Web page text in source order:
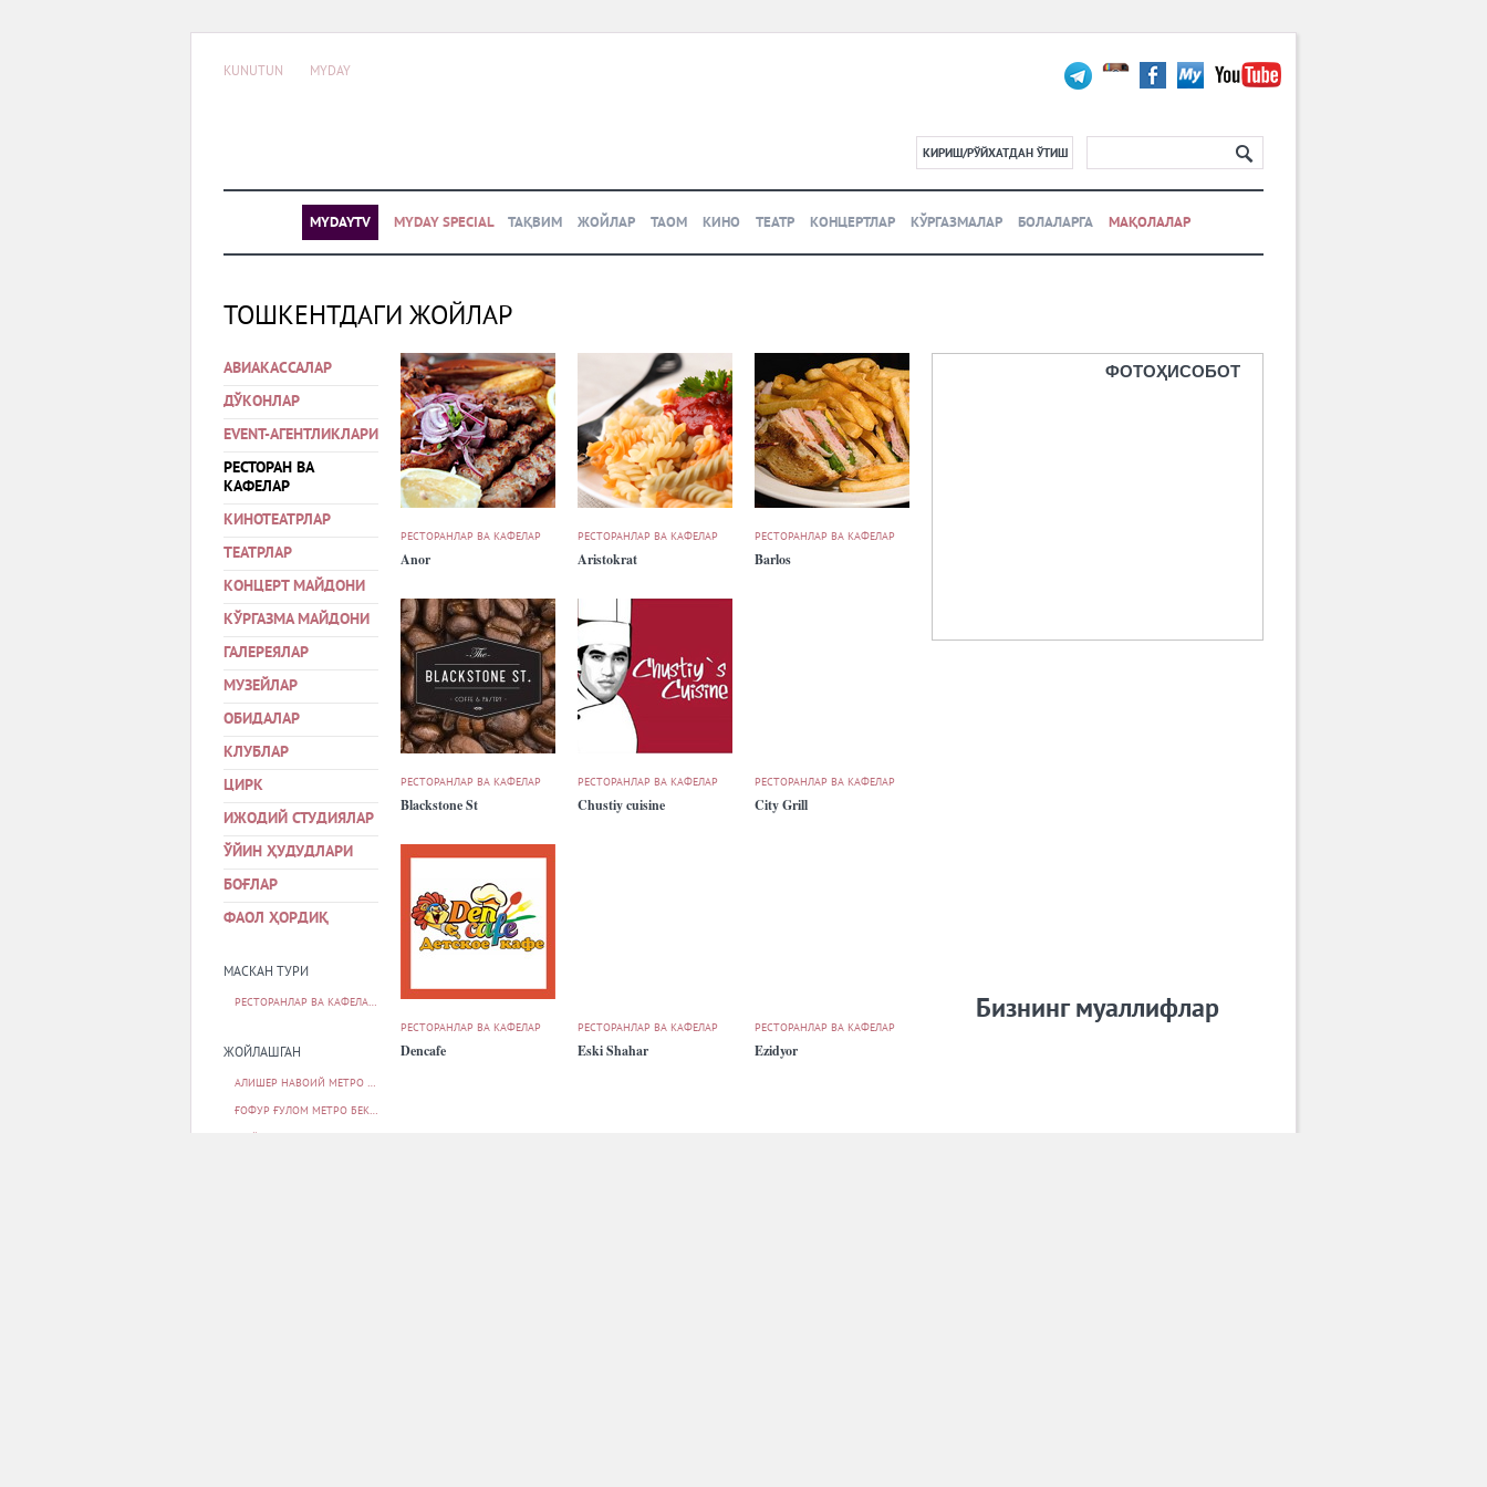
KUNUTUN MYDAY
КИРИШ/РЎЙХАТДАН ЎТИШ
MYDAYTV MYDAY SPECIAL ТАҚВИМ ЖОЙЛАР ТАОМ КИНО ТЕАТР КОНЦЕРТЛАР КЎРГАЗМАЛАР БОЛАЛАРГА МАҚОЛАЛАР
ТОШКЕНТДАГИ ЖОЙЛАР
АВИАКАССАЛАР
ДЎКОНЛАР
EVENT-АГЕНТЛИКЛАРИ
РЕСТОРАН ВА
КАФЕЛАР
КИНОТЕАТРЛАР
ТЕАТРЛАР
КОНЦЕРТ МАЙДОНИ
КЎРГАЗМА МАЙДОНИ
ГАЛЕРЕЯЛАР
МУЗЕЙЛАР
ОБИДАЛАР
КЛУБЛАР
ЦИРК
ИЖОДИЙ СТУДИЯЛАР
ЎЙИН ҲУДУДЛАРИ
БОҒЛАР
ФАОЛ ҲОРДИҚ
МАСКАН ТУРИ
РЕСТОРАНЛАР ВА КАФЕЛАР
ЖОЙЛАШГАН
АЛИШЕР НАВОИЙ МЕТРО БЕКАТИ
ҒОФУР ҒУЛОМ МЕТРО БЕКАТИ
РЕСТОРАНЛАР ВА КАФЕЛАР
Anor
РЕСТОРАНЛАР ВА КАФЕЛАР
Aristokrat
РЕСТОРАНЛАР ВА КАФЕЛАР
Barlos
РЕСТОРАНЛАР ВА КАФЕЛАР
Blackstone St
РЕСТОРАНЛАР ВА КАФЕЛАР
Chustiy cuisine
РЕСТОРАНЛАР ВА КАФЕЛАР
City Grill
РЕСТОРАНЛАР ВА КАФЕЛАР
Dencafe
РЕСТОРАНЛАР ВА КАФЕЛАР
Eski Shahar
РЕСТОРАНЛАР ВА КАФЕЛАР
Ezidyor
ФОТОҲИСОБОТ
Бизнинг муаллифлар